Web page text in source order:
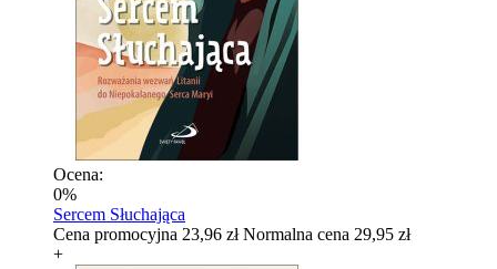
Ocena:
0%
Sercem Słuchająca
Cena promocyjna 23,96 zł Normalna cena 29,95 zł
+